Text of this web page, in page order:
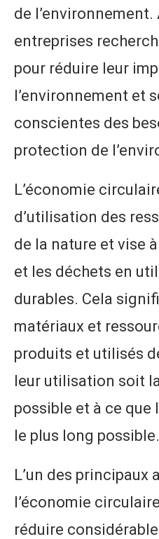
de l’environnement.
entreprises
pour réduire leur
l’environnement et
conscientes des
protection de
L’économie
d’utilisation des
de la nature et vise
et les déchets en
durables. Cela
matériaux et
produits et utilisés
leur utilisation soit
possible et à ce que
le plus long possible.
L’un des principaux
l’économie
réduire